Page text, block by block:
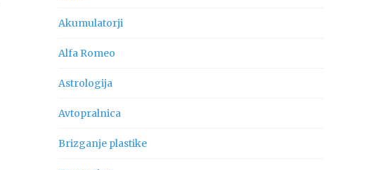
Akumulatorji
Alfa Romeo
Astrologija
Avtopralnica
Brizganje plastike